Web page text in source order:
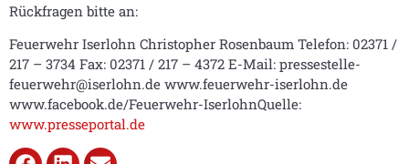
Rückfragen bitte an:
Feuerwehr Iserlohn Christopher Rosenbaum Telefon: 02371 /
217 – 3734 Fax: 02371 / 217 – 4372 E-Mail: pressestelle-
feuerwehr@iserlohn.de www.feuerwehr-iserlohn.de
www.facebook.de/Feuerwehr-IserlohnQuelle:
www.presseportal.de